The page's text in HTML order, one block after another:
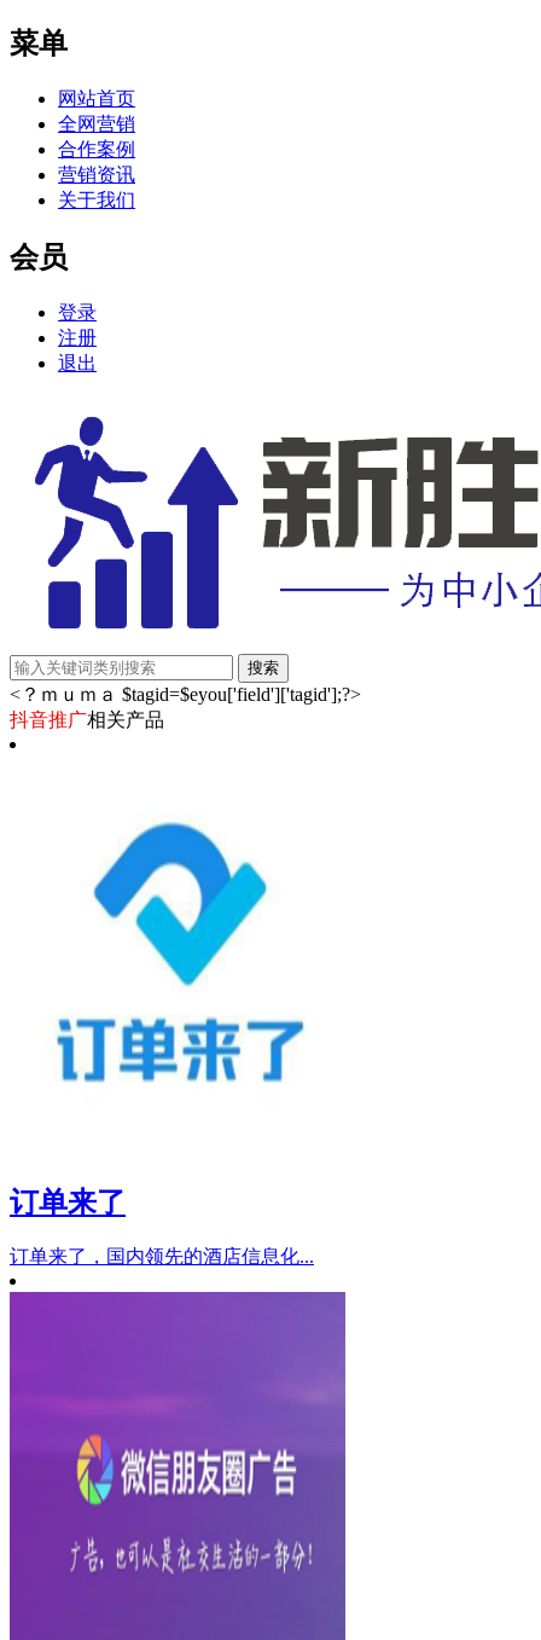
菜单
网站首页
全网营销
合作案例
营销资讯
关于我们
会员
登录
注册
退出
<？ｍｕｍａ $tagid=$eyou['field']['tagid'];?>
抖音推广相关产品
订单来了
订单来了，国内领先的酒店信息化...